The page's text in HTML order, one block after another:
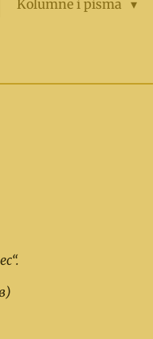
Kolumne i pisma
“.